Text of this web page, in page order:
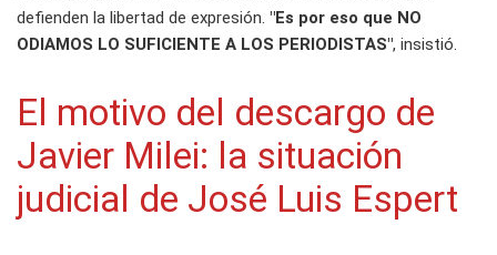
defienden la libertad de expresión. "Es por eso que NO
ODIAMOS LO SUFICIENTE A LOS PERIODISTAS", insistió.
El motivo del descargo de
Javier Milei: la situación
judicial de José Luis Espert